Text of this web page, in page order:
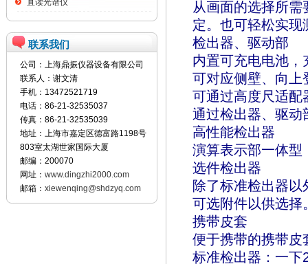
直读光谱仪
联系我们
公司：上海鼎振仪器设备有限公司
联系人：谢文清
手机：13472521719
电话：86-21-32535037
传真：86-21-32535039
地址：上海市嘉定区德富路1198号
803室太湖世家国际大厦
邮编：200070
网址： www.dingzhi2000.com
邮箱： xiewenqing@shdzyq.com
从画面的选择所
定。也可轻松实现
检出器、驱动部
内置可充电电池，
可对应侧壁、向上
可通过高度尺适配
通过检出器、驱动
高性能检出器
演算表示部一体型
选件检出器
除了标准检出器
可选附件以供选择
携带皮套
便于携带的携带皮
标准检出器：一下